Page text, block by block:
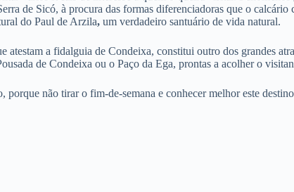
de Sicó, à procura das formas diferenciadoras que o calcário
do Paul de Arzila, um verdadeiro santuário de vida natural.
atestam a fidalguia de Condeixa, constitui outro dos grandes
de Condeixa ou o Paço da Ega, prontas a acolher o
porque não tirar o fim-de-semana e conhecer melhor este